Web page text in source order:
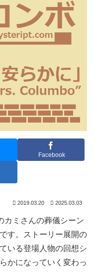
Facebook
2019.03.20 2025.03.03
カミさんの葬儀シーン
す。ストーリー展開の
いる登場人物の回想シ
かになっていく変わっ